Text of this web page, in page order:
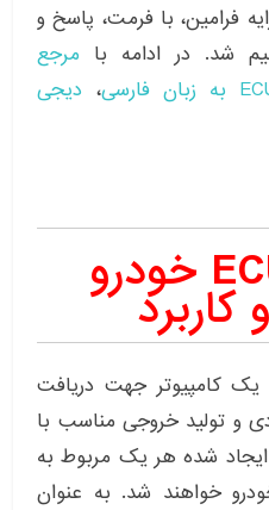
فرامین، با فرمت، پاسخ و
شد. در ادامه با مرجع
، دیجی
کامپیتور ECU خودرو
یک کامپیوتر جهت دریافت
و تولید خروجی مناسب با
شده هر یک مربوط به
خواهند شد. به عنوان